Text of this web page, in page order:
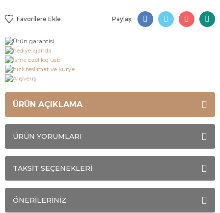
Paylaş:
ÜRÜN AÇIKLAMA
ÜRÜN YORUMLARI
TAKSİT SEÇENEKLERİ
ÖNERİLERİNİZ